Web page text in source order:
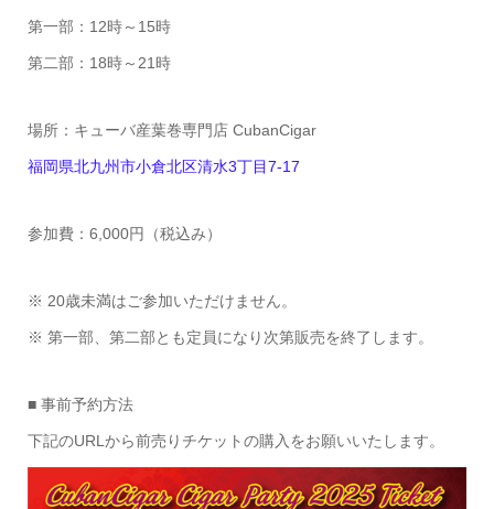
第一部：12時～15時
第二部：18時～21時
場所：キューバ産葉巻専門店 CubanCigar
福岡県北九州市小倉北区清水3丁目7-17
参加費：6,000円（税込み）
※ 20歳未満はご参加いただけません。
※ 第一部、第二部とも定員になり次第販売を終了します。
■ 事前予約方法
下記のURLから前売りチケットの購入をお願いいたします。